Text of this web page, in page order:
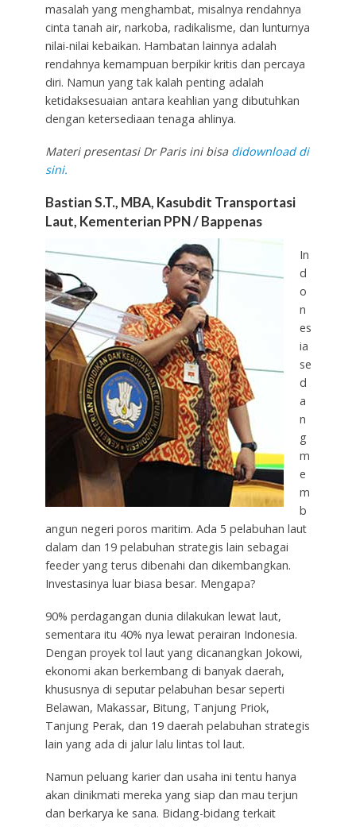
masalah yang menghambat, misalnya rendahnya
cinta tanah air, narkoba, radikalisme, dan lunturnya
nilai-nilai kebaikan. Hambatan lainnya adalah
rendahnya kemampuan berpikir kritis dan percaya
diri. Namun yang tak kalah penting adalah
ketidaksesuaian antara keahlian yang dibutuhkan
dengan ketersediaan tenaga ahlinya.
Materi presentasi Dr Paris ini bisa didownload di
sini.
Bastian S.T., MBA, Kasubdit Transportasi
Laut, Kementerian PPN / Bappenas
In
d
o
n
es
ia
se
d
a
n
g
m
e
m
b
angun negeri poros maritim. Ada 5 pelabuhan laut
dalam dan 19 pelabuhan strategis lain sebagai
feeder yang terus dibenahi dan dikembangkan.
Investasinya luar biasa besar. Mengapa?
90% perdagangan dunia dilakukan lewat laut,
sementara itu 40% nya lewat perairan Indonesia.
Dengan proyek tol laut yang dicanangkan Jokowi,
ekonomi akan berkembang di banyak daerah,
khususnya di seputar pelabuhan besar seperti
Belawan, Makassar, Bitung, Tanjung Priok,
Tanjung Perak, dan 19 daerah pelabuhan strategis
lain yang ada di jalur lalu lintas tol laut.
Namun peluang karier dan usaha ini tentu hanya
akan dinikmati mereka yang siap dan mau terjun
dan berkarya ke sana. Bidang-bidang terkait